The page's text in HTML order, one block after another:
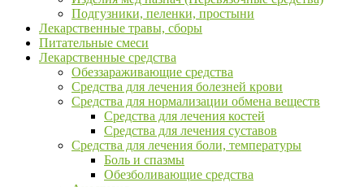
Подгузники, пеленки, простыни
Лекарственные травы, сборы
Питательные смеси
Лекарственные средства
Обеззараживающие средства
Средства для лечения болезней крови
Средства для нормализации обмена веществ
Средства для лечения костей
Средства для лечения суставов
Средства для лечения боли, температуры
Боль и спазмы
Обезболивающие средства